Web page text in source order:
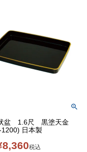
盆 1.6尺 黒塗天金
日本製
8,360税込